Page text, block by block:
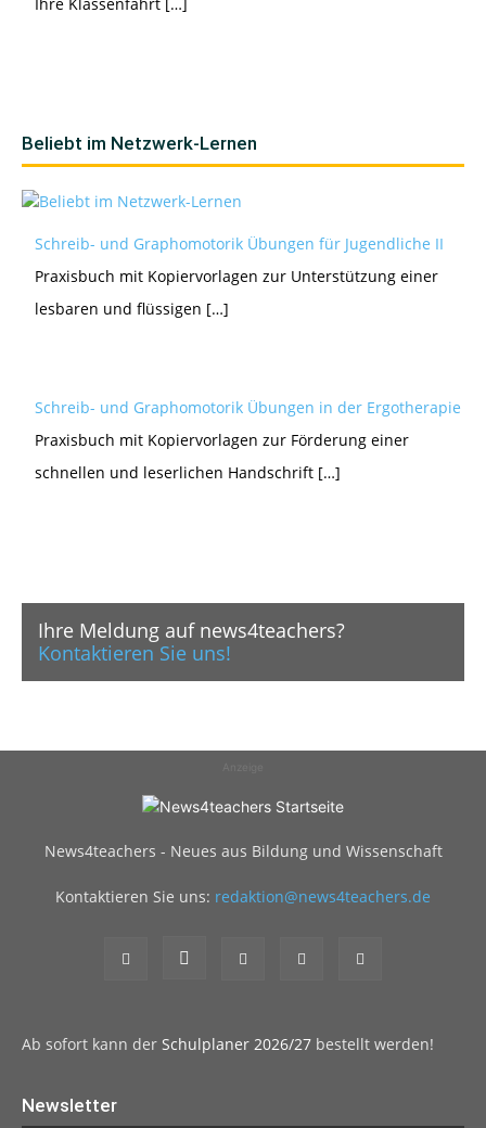
Beliebt im Netzwerk-Lernen
Schreib- und Graphomotorik Übungen für Jugendliche II
Praxisbuch mit Kopiervorlagen zur Unterstützung einer
lesbaren und flüssigen […]
Schreib- und Graphomotorik Übungen in der Ergotherapie
Praxisbuch mit Kopiervorlagen zur Förderung einer
schnellen und leserlichen Handschrift […]
Ihre Meldung auf news4teachers?
Kontaktieren Sie uns!
News4teachers - Neues aus Bildung und Wissenschaft
Kontaktieren Sie uns: redaktion@news4teachers.de
Ab sofort kann der Schulplaner 2026/27 bestellt werden!
Newsletter